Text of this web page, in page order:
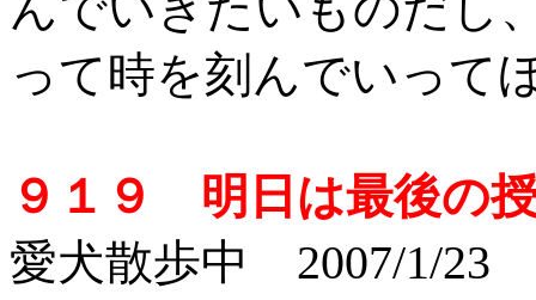
って時を刻んでいって
９１９ 明日は最後の
愛犬散歩中 2007/1/23